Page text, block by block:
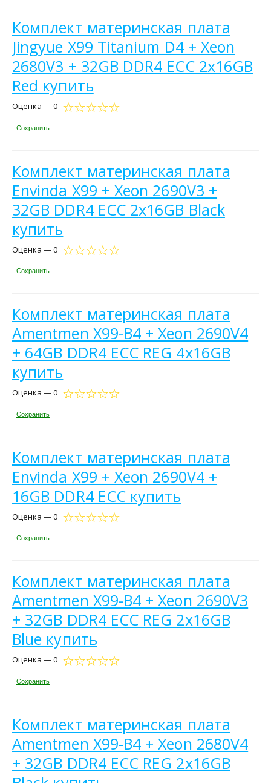
Комплект материнская плата
Jingyue X99 Titanium D4 + Xeon
2680V3 + 32GB DDR4 ECC 2x16GB
Red купить
Оценка — 0
Сохранить
Комплект материнская плата
Envinda X99 + Xeon 2690V3 +
32GB DDR4 ECC 2x16GB Black
купить
Оценка — 0
Сохранить
Комплект материнская плата
Amentmen X99-B4 + Xeon 2690V4
+ 64GB DDR4 ECC REG 4x16GB
купить
Оценка — 0
Сохранить
Комплект материнская плата
Envinda X99 + Xeon 2690V4 +
16GB DDR4 ECC купить
Оценка — 0
Сохранить
Комплект материнская плата
Amentmen X99-B4 + Xeon 2690V3
+ 32GB DDR4 ECC REG 2x16GB
Blue купить
Оценка — 0
Сохранить
Комплект материнская плата
Amentmen X99-B4 + Xeon 2680V4
+ 32GB DDR4 ECC REG 2x16GB